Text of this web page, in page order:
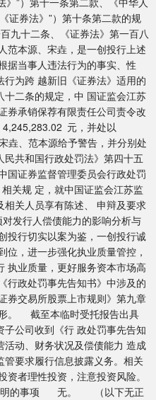
券法》”）第十条第二款的规
九十二条、《证券法》第一百八
本源、宋垚，是一创投行上述
当事人违法行为的事实、性
为跨 越新旧《证券法》适用的
二条的规定，中 国证监会江苏
承销保荐有限责任公司责令改
元，并处以
、范本源给予警告，并分别处
共和国行政处罚法》第四十五
国证券监督管理委员会行政处罚
关规 定，就中国证监会江苏监
关人员享有陈述、 申辩及要求
发行人偿债能力的影响分析与
行切实以案为鉴，一创投行诚
，进一步强化执业质量管控，
执业质量，更好服务资本市场高
政处罚事先告知书》中涉及的
券交易所股票上市规则》第九章
。 截至本临时受托报告出具
公司收到《行 政处罚事先告知
动、财务状况及偿债能力 造成
要求履行信息披露义务。相关
者理性投资，注意投资风险。
明的事项 无。 （以下无正